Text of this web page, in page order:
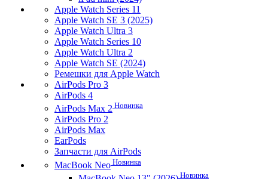
Apple Watch Series 11
Apple Watch SE 3 (2025)
Apple Watch Ultra 3
Apple Watch Series 10
Apple Watch Ultra 2
Apple Watch SE (2024)
Ремешки для Apple Watch
AirPods Pro 3
AirPods 4
AirPods Max 2 Новинка
AirPods Pro 2
AirPods Max
EarPods
Запчасти для AirPods
MacBook Neo Новинка
Новинка